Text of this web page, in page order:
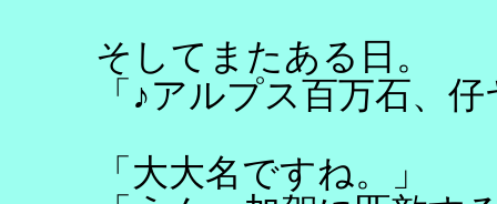
そしてまたある日。
「♪アルプス百万石、
「大大名ですね。」